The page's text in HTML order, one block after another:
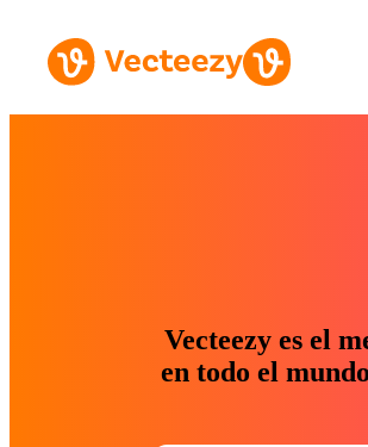
Vecteezy es el
en todo el